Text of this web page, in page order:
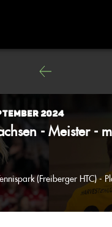
2024
- Meister -
(Freiberger HTC) -